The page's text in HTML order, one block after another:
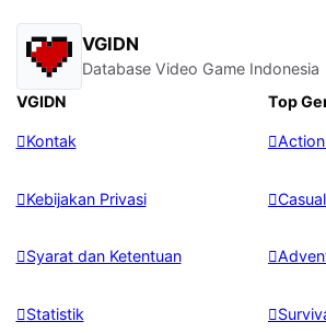
VGIDN
Database Video Game Indonesia
VGIDN
Kontak
Kebijakan Privasi
Syarat dan Ketentuan
Statistik
Top